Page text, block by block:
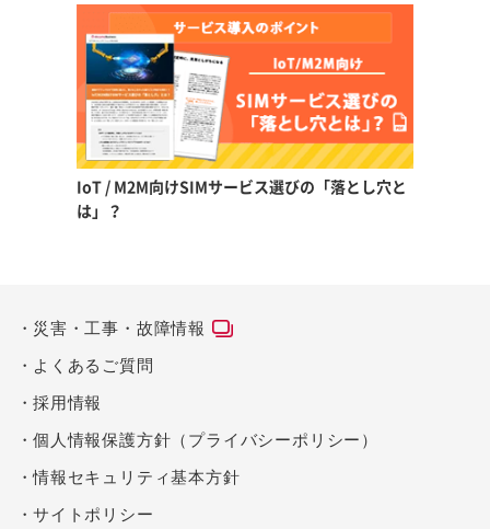
IoT / M2M向けSIMサービス選びの「落とし穴と
は」？
災害・工事・故障情報
よくあるご質問
採用情報
個人情報保護方針（プライバシーポリシー）
情報セキュリティ基本方針
サイトポリシー